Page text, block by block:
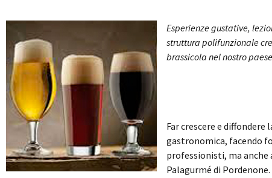
Esperienze gustative,
struttura polifunzionale
brassicola nel nostro
Far crescere e
gastronomica, facendo
professionisti, ma anche
Palagurmé di